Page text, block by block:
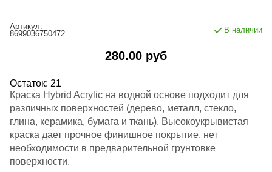
Артикул:
8699036750472
В наличии
280.00 руб
Остаток: 21
Краска Hybrid Acrylic на водной основе подходит для
различных поверхностей (дерево, металл, стекло,
глина, керамика, бумага и ткань). Высокоукрывистая
краска дает прочное финишное покрытие, нет
необходимости в предварительной грунтовке
поверхности.